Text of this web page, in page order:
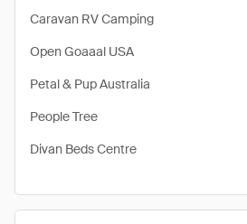
Caravan RV Camping
Open Goaaal USA
Petal & Pup Australia
People Tree
Divan Beds Centre